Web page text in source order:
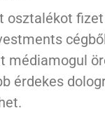
osztalékot
médiamogul
érdekes